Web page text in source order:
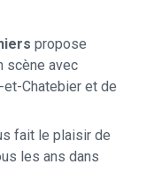
propose
scène avec
Chatebier et de
fait le plaisir de
les ans dans